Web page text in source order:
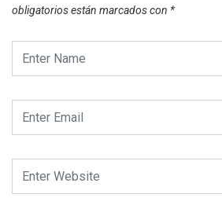
obligatorios están marcados con *